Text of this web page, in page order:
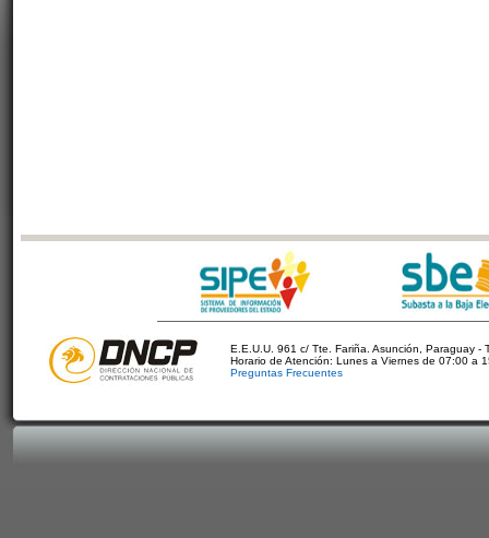
E.E.U.U. 961 c/ Tte. Fariña. Asunción, Paraguay -
Horario de Atención: Lunes a Viernes de 07:00 a
Preguntas Frecuentes